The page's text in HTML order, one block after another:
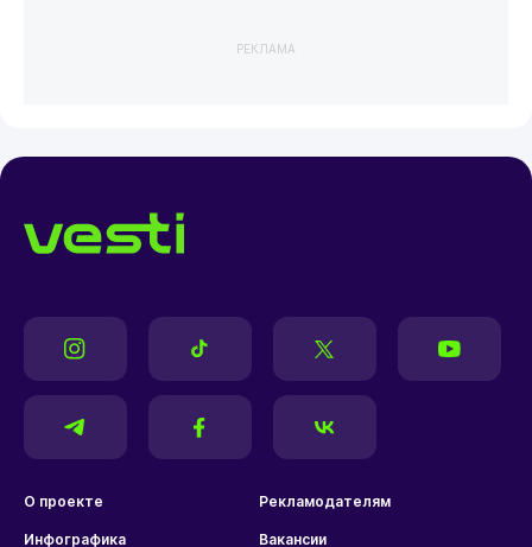
РЕКЛАМА
О проекте Рекламодателям
Инфографика Вакансии